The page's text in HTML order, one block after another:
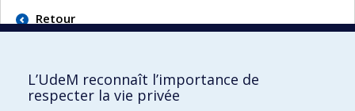
Retour
L’UdeM reconnaît l’importance de
respecter la vie privée